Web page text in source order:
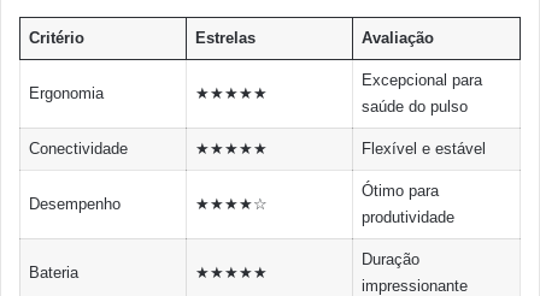
Critério Estrelas Avaliação
Ergonomia ★★★★★
Excepcional para
saúde do pulso
Conectividade ★★★★★ Flexível e estável
Desempenho ★★★★☆
Ótimo para
produtividade
Bateria ★★★★★
Duração
impressionante